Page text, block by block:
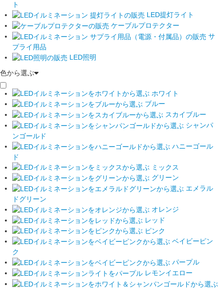
ト
LED提灯ライト
ケーブルプロテクター
サ
プライ用品
LED照明
色から選ぶ
ホワイト
ブルー
スカイブルー
シャンパ
ンゴールド
ハニーゴール
ド
ミックス
グリーン
エメラル
ドグリーン
オレンジ
レッド
ピンク
ベイビーピン
ク
パープル
レモンイエロー